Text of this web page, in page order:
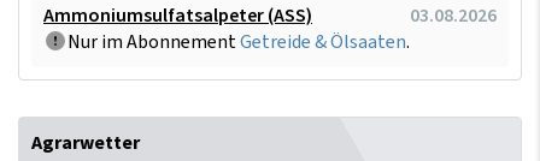
Ammoniumsulfatsalpeter (ASS)
03.08.2026
Nur im AbonnementGetreide & Ölsaaten.
Agrarwetter